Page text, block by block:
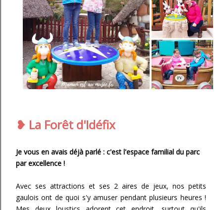
❥ La Forêt d'Idéfix
Je vous en avais déjà parlé : c'est l'espace familial du parc
par excellence !
Avec ses attractions et ses 2 aires de jeux, nos petits
gaulois ont de quoi s'y amuser pendant plusieurs heures !